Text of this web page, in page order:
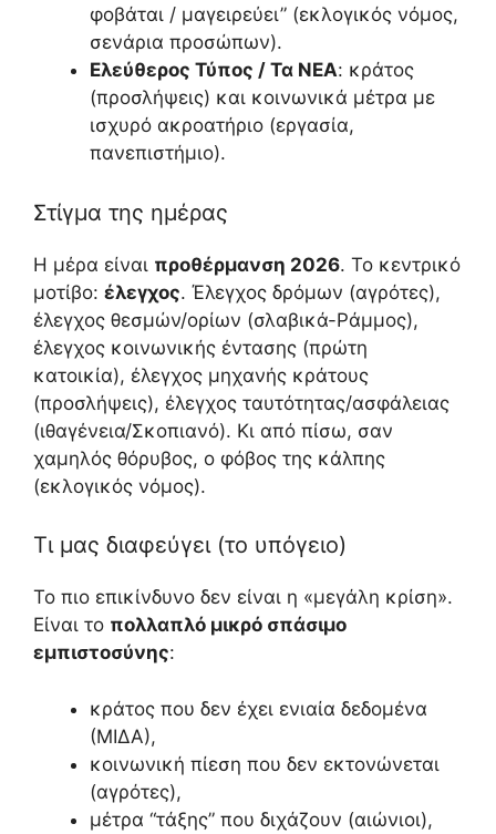
φοβάται / μαγειρεύει” (εκλογικός νόμος,
σενάρια προσώπων).
Ελεύθερος Τύπος / Τα ΝΕΑ: κράτος
(προσλήψεις) και κοινωνικά μέτρα με
ισχυρό ακροατήριο (εργασία,
πανεπιστήμιο).
Στίγμα της ημέρας
Η μέρα είναι προθέρμανση 2026. Το κεντρικό
μοτίβο: έλεγχος. Έλεγχος δρόμων (αγρότες),
έλεγχος θεσμών/ορίων (σλαβικά-Ράμμος),
έλεγχος κοινωνικής έντασης (πρώτη
κατοικία), έλεγχος μηχανής κράτους
(προσλήψεις), έλεγχος ταυτότητας/ασφάλειας
(ιθαγένεια/Σκοπιανό). Κι από πίσω, σαν
χαμηλός θόρυβος, ο φόβος της κάλπης
(εκλογικός νόμος).
Τι μας διαφεύγει (το υπόγειο)
Το πιο επικίνδυνο δεν είναι η «μεγάλη κρίση».
Είναι το πολλαπλό μικρό σπάσιμο
εμπιστοσύνης:
κράτος που δεν έχει ενιαία δεδομένα
(ΜΙΔΑ),
κοινωνική πίεση που δεν εκτονώνεται
(αγρότες),
μέτρα “τάξης” που διχάζουν (αιώνιοι),